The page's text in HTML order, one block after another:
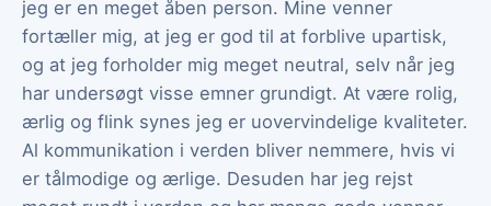
jeg er en meget åben person. Mine venner
fortæller mig, at jeg er god til at forblive upartisk,
og at jeg forholder mig meget neutral, selv når jeg
har undersøgt visse emner grundigt. At være rolig,
ærlig og flink synes jeg er uovervindelige kvaliteter.
Al kommunikation i verden bliver nemmere, hvis vi
er tålmodige og ærlige. Desuden har jeg rejst